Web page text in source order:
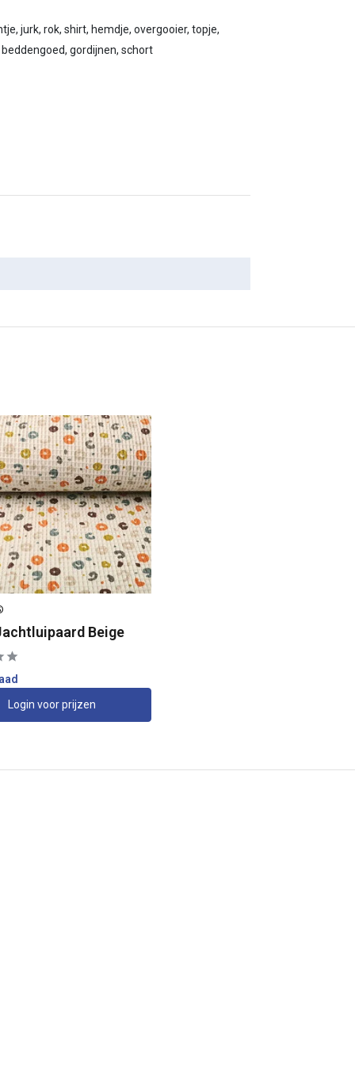
jurk, rok, shirt, hemdje, overgooier, topje,
gordijnen, schort
Beige
Login voor prijzen